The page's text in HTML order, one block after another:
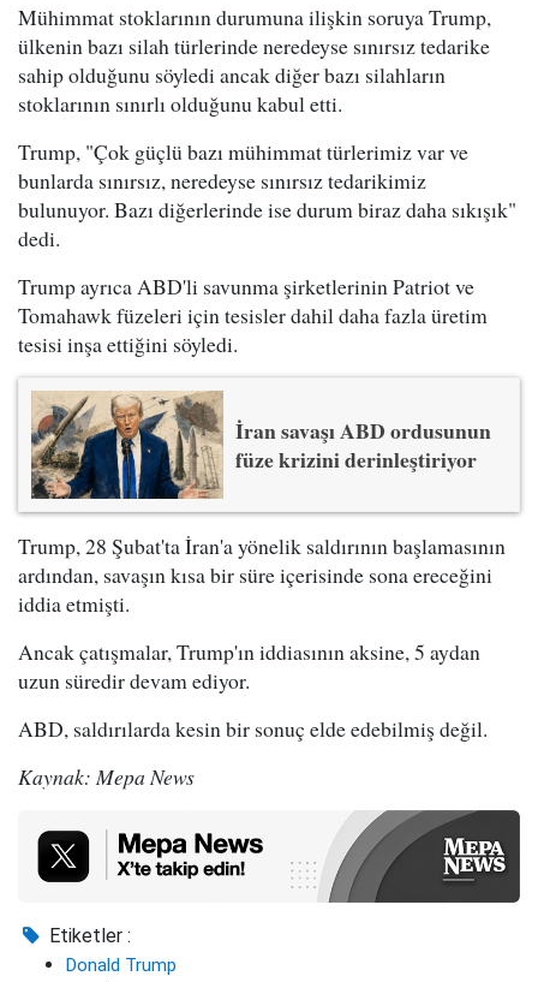
Mühimmat stoklarının durumuna ilişkin soruya Trump,
ülkenin bazı silah türlerinde neredeyse sınırsız tedarike
sahip olduğunu söyledi ancak diğer bazı silahların
stoklarının sınırlı olduğunu kabul etti.
Trump, "Çok güçlü bazı mühimmat türlerimiz var ve
bunlarda sınırsız, neredeyse sınırsız tedarikimiz
bulunuyor. Bazı diğerlerinde ise durum biraz daha sıkışık"
dedi.
Trump ayrıca ABD'li savunma şirketlerinin Patriot ve
Tomahawk füzeleri için tesisler dahil daha fazla üretim
tesisi inşa ettiğini söyledi.
İran savaşı ABD ordusunun
füze krizini derinleştiriyor
Trump, 28 Şubat'ta İran'a yönelik saldırının başlamasının
ardından, savaşın kısa bir süre içerisinde sona ereceğini
iddia etmişti.
Ancak çatışmalar, Trump'ın iddiasının aksine, 5 aydan
uzun süredir devam ediyor.
ABD, saldırılarda kesin bir sonuç elde edebilmiş değil.
Kaynak: Mepa News
Etiketler :
Donald Trump